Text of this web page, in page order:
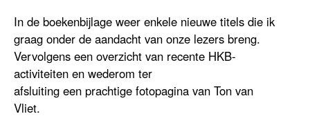
In de boekenbijlage weer enkele nieuwe titels die ik
graag onder de aandacht van onze lezers breng.
Vervolgens een overzicht van recente HKB-
activiteiten en wederom ter
afsluiting een prachtige fotopagina van Ton van
Vliet.